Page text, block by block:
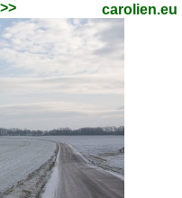
>> carolien.eu